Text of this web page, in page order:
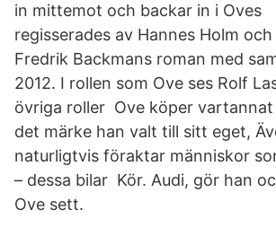
in mittemot och backar in i Oves
regisserades av Hannes Holm
Fredrik Backmans roman med
2012. I rollen som Ove ses Rolf
övriga roller Ove köper vartannat
det märke han valt till sitt eget,
naturligtvis föraktar människor
– dessa bilar Kör. Audi, gör han
Ove sett.